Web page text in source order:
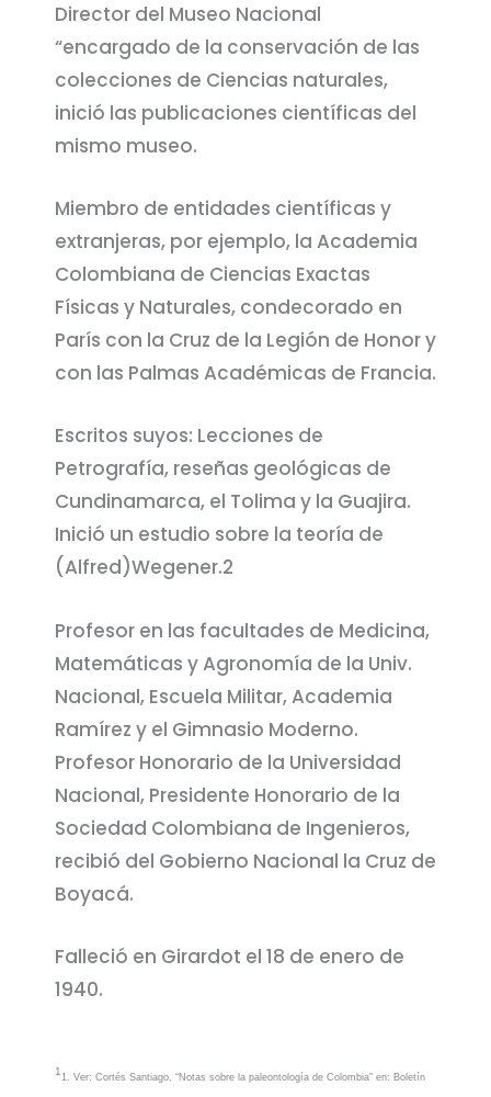
Director del Museo Nacional
“encargado de la conservación de las
colecciones de Ciencias naturales,
inició las publicaciones científicas del
mismo museo.
Miembro de entidades científicas y
extranjeras, por ejemplo, la Academia
Colombiana de Ciencias Exactas
Físicas y Naturales, condecorado en
París con la Cruz de la Legión de Honor y
con las Palmas Académicas de Francia.
Escritos suyos: Lecciones de
Petrografía, reseñas geológicas de
Cundinamarca, el Tolima y la Guajira.
Inició un estudio sobre la teoría de
(Alfred)Wegener.2
Profesor en las facultades de Medicina,
Matemáticas y Agronomía de la Univ.
Nacional, Escuela Militar, Academia
Ramírez y el Gimnasio Moderno.
Profesor Honorario de la Universidad
Nacional, Presidente Honorario de la
Sociedad Colombiana de Ingenieros,
recibió del Gobierno Nacional la Cruz de
Boyacá.
Falleció en Girardot el 18 de enero de
1940.
1 1. Ver: Cortés Santiago, “Notas sobre la paleontología de Colombia” en: Boletín